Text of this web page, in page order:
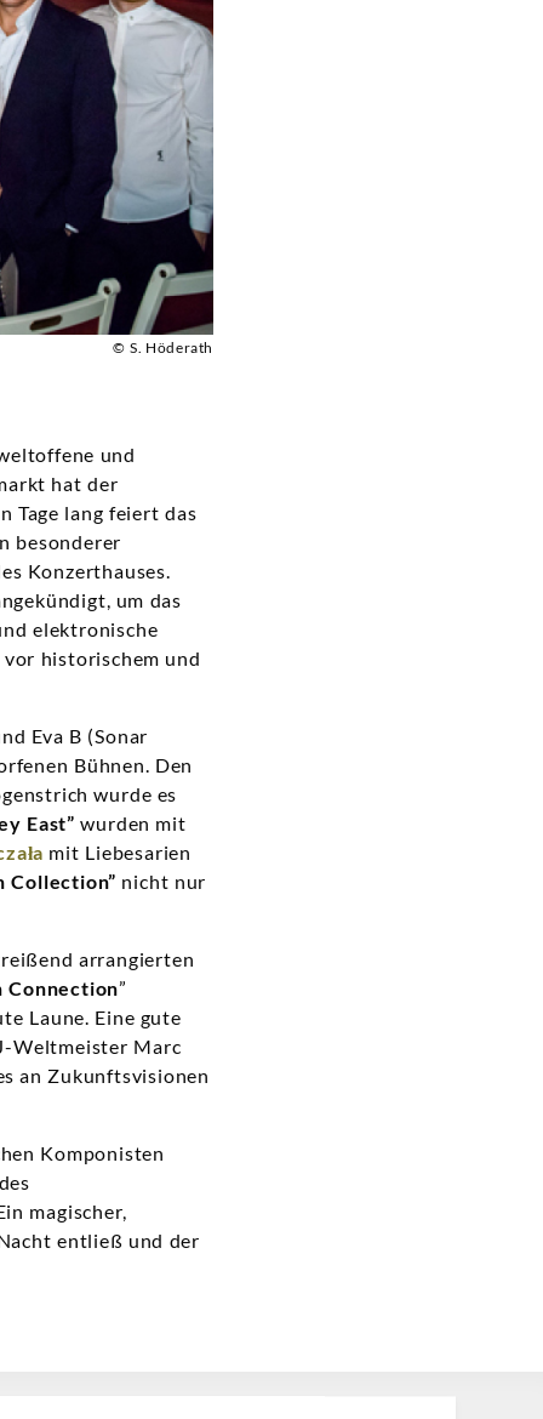
© S. Höderath
und
hat der
Tage lang feiert das
besonderer
Konzerthauses.
um das
elektronische
historischem und
Eva B (Sonar
Bühnen. Den
wurde es
East” wurden mit
mit Liebesarien
Collection” nicht nur
arrangierten
Connection”
Laune. Eine gute
Weltmeister Marc
an Zukunftsvisionen
Komponisten
magischer,
entließ und der